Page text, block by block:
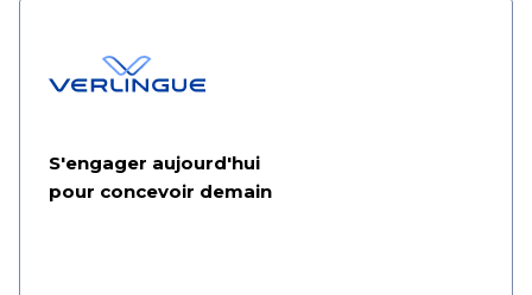
S'engager aujourd'hui
pour concevoir demain